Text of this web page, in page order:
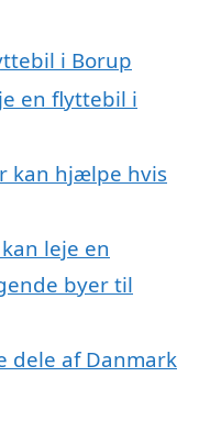
i Borup
en flyttebil i
kan hjælpe hvis
leje en
byer til
dele af Danmark